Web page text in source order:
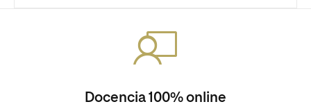
Docencia 100% online